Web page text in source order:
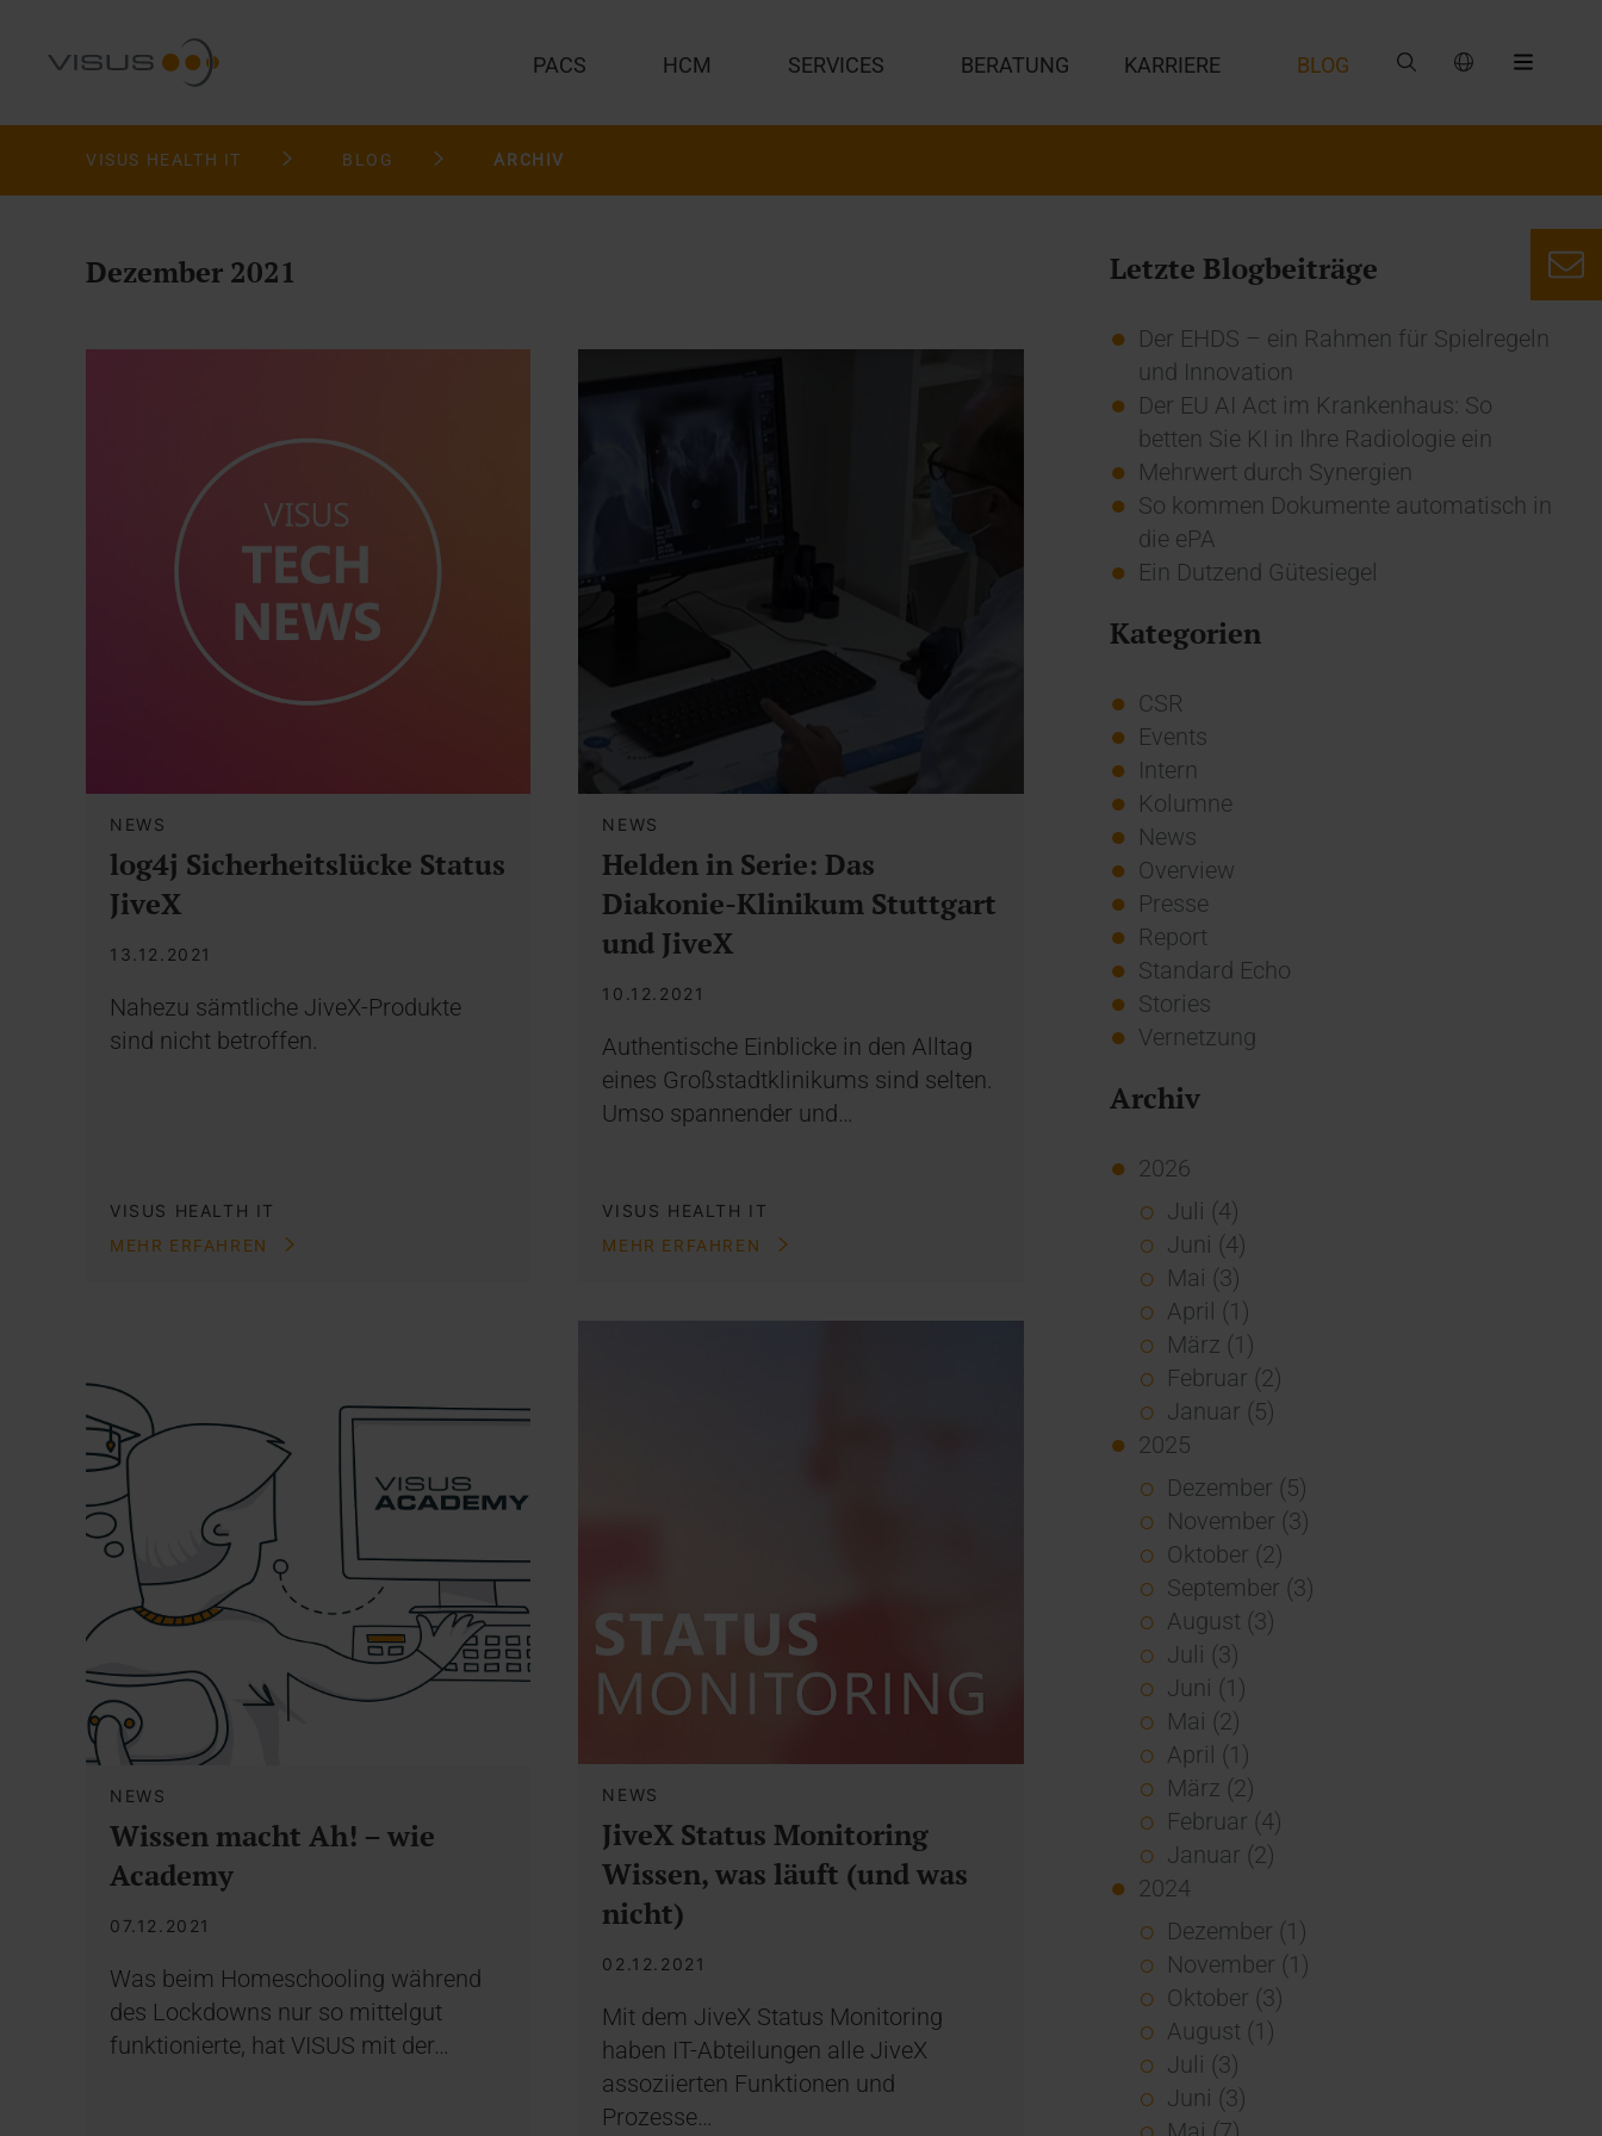
PACS HCM SERVICES BERATUNG KARRIERE BLOG
VISUS HEALTH IT BLOG ARCHIV
Dezember 2021
NEWS
log4j Sicherheitslücke Status
JiveX
13.12.2021
Nahezu sämtliche JiveX-Produkte
sind nicht betroffen.
VISUS HEALTH IT
MEHR ERFAHREN
NEWS
Helden in Serie: Das
Diakonie-Klinikum Stuttgart
und JiveX
10.12.2021
Authentische Einblicke in den Alltag
eines Großstadtklinikums sind selten.
Umso spannender und…
VISUS HEALTH IT
MEHR ERFAHREN
NEWS
Wissen macht Ah! – wie
Academy
07.12.2021
Was beim Homeschooling während
des Lockdowns nur so mittelgut
funktionierte, hat VISUS mit der…
NEWS
JiveX Status Monitoring
Wissen, was läuft (und was
nicht)
02.12.2021
Mit dem JiveX Status Monitoring
haben IT-Abteilungen alle JiveX
assoziierten Funktionen und
Prozesse…
Letzte Blogbeiträge
Der EHDS – ein Rahmen für Spielregeln
und Innovation
Der EU AI Act im Krankenhaus: So
betten Sie KI in Ihre Radiologie ein
Mehrwert durch Synergien
So kommen Dokumente automatisch in
die ePA
Ein Dutzend Gütesiegel
Kategorien
CSR
Events
Intern
Kolumne
News
Overview
Presse
Report
Standard Echo
Stories
Vernetzung
Archiv
2026
Juli (4)
Juni (4)
Mai (3)
April (1)
März (1)
Februar (2)
Januar (5)
2025
Dezember (5)
November (3)
Oktober (2)
September (3)
August (3)
Juli (3)
Juni (1)
Mai (2)
April (1)
März (2)
Februar (4)
Januar (2)
2024
Dezember (1)
November (1)
Oktober (3)
August (1)
Juli (3)
Juni (3)